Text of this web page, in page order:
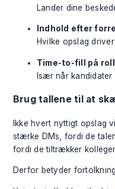
Lander dine
Indhold efter
Hvilke opslag
Time-to-fill på
Især når
Brug tallene til at
Ikke hvert nyttigt opslag
stærke DMs, fordi de
fordi de tiltrækker
Derfor betyder